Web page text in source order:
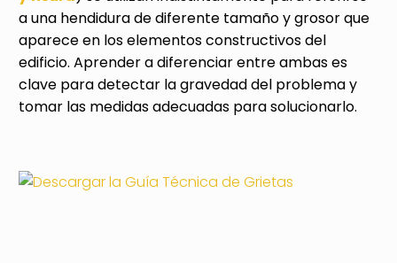
a una hendidura de diferente tamaño y grosor que
aparece en los elementos constructivos del
edificio. Aprender a diferenciar entre ambas es
clave para detectar la gravedad del problema y
tomar las medidas adecuadas para solucionarlo.